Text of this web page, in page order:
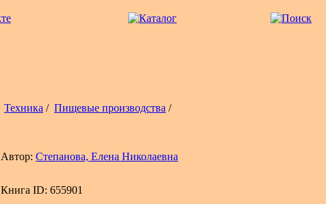
Техника / Пищевые производства /
Автор: Степанова, Елена Николаевна
Книга ID: 655901